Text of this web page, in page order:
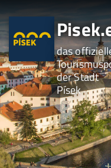
das
der Stadt
Písek